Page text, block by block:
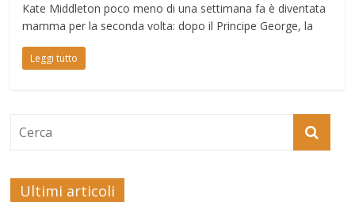
Kate Middleton poco meno di una settimana fa è diventata
mamma per la seconda volta: dopo il Principe George, la
Leggi tutto
Ultimi articoli